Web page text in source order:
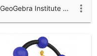
GeoGebra Institute of Mongolia